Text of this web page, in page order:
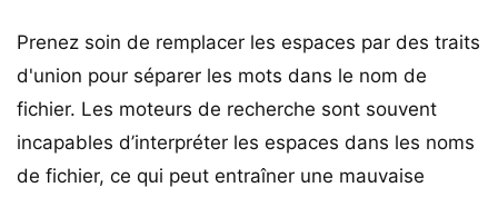
Prenez soin de remplacer les espaces par des traits
d'union pour séparer les mots dans le nom de
fichier. Les moteurs de recherche sont souvent
incapables d’interpréter les espaces dans les noms
de fichier, ce qui peut entraîner une mauvaise